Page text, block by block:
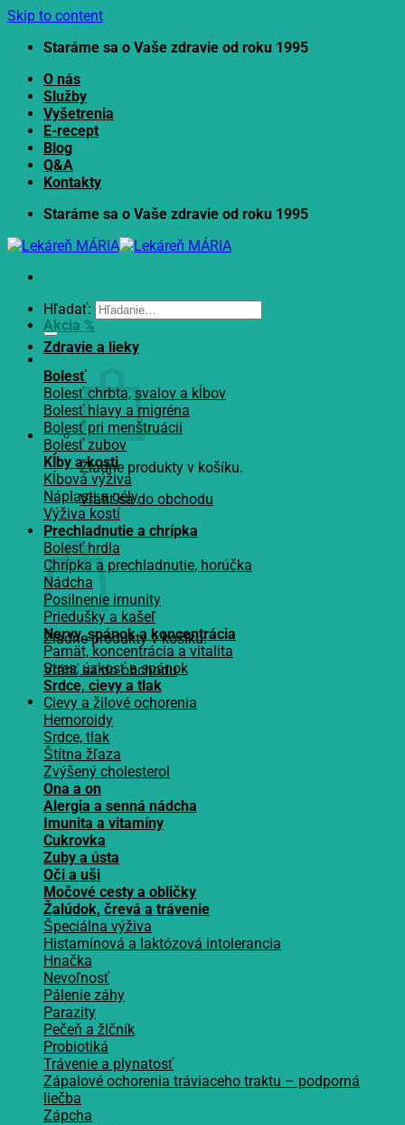
Skip to content
Staráme sa o Vaše zdravie od roku 1995
O nás
Služby
Vyšetrenia
E-recept
Blog
Q&A
Kontakty
Staráme sa o Vaše zdravie od roku 1995
Hľadať:
Žiadne produkty v košíku.
Vrátiť sa do obchodu
Košík
Žiadne produkty v košíku.
Vrátiť sa do obchodu
Akcia %
Zdravie a lieky
Bolesť
Bolesť chrbta, svalov a kĺbov
Bolesť hlavy a migréna
Bolesť pri menštruácii
Bolesť zubov
Kĺby a kosti
Kĺbová výživa
Náplasti a gély
Výživa kostí
Prechladnutie a chrípka
Bolesť hrdla
Chrípka a prechladnutie, horúčka
Nádcha
Posilnenie imunity
Priedušky a kašeľ
Nervy, spánok a koncentrácia
Pamät, koncentrácia a vitalita
Stres, úzkosť a spánok
Srdce, cievy a tlak
Cievy a žilové ochorenia
Hemoroidy
Srdce, tlak
Štítna žľaza
Zvýšený cholesterol
Ona a on
Alergia a senná nádcha
Imunita a vitamíny
Cukrovka
Zuby a ústa
Oči a uši
Močové cesty a obličky
Žalúdok, črevá a trávenie
Špeciálna výživa
Histamínová a laktózová intolerancia
Hnačka
Nevoľnosť
Pálenie záhy
Parazity
Pečeň a žlčník
Probiotiká
Trávenie a plynatosť
Zápalové ochorenia tráviaceho traktu – podporná
liečba
Zápcha